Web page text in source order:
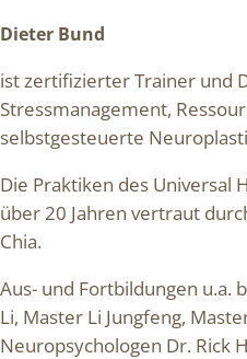
Dieter Bund
ist zertifizierter Trainer und
Stressmanagement,
selbstgesteuerte
Die Praktiken des Universal
über 20 Jahren vertraut
Chia.
Aus- und Fortbildungen u.a.
Li, Master Li Jungfeng,
Neuropsychologen Dr. Rick